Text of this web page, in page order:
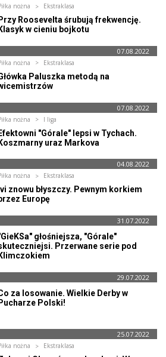
nożna Ekstraklasa
Przy Roosevelta śrubują frekwencję.
Klasyk w cieniu bojkotu
07.08.2022
nożna Ekstraklasa
Paluszka metodą na
07.08.2022
nożna I liga
"Górale" lepsi w Tychach.
uraz Markova
04.08.2022
nożna Ekstraklasa
Ivi znowu błyszczy. Pewnym korkiem
Europę
31.07.2022
głośniejsza, "Górale"
Przerwane serie pod
Klimczokiem
29.07.2022
za losowanie. Wielkie Derby w
Pucharze Polski!
25.07.2022
nożna Ekstraklasa